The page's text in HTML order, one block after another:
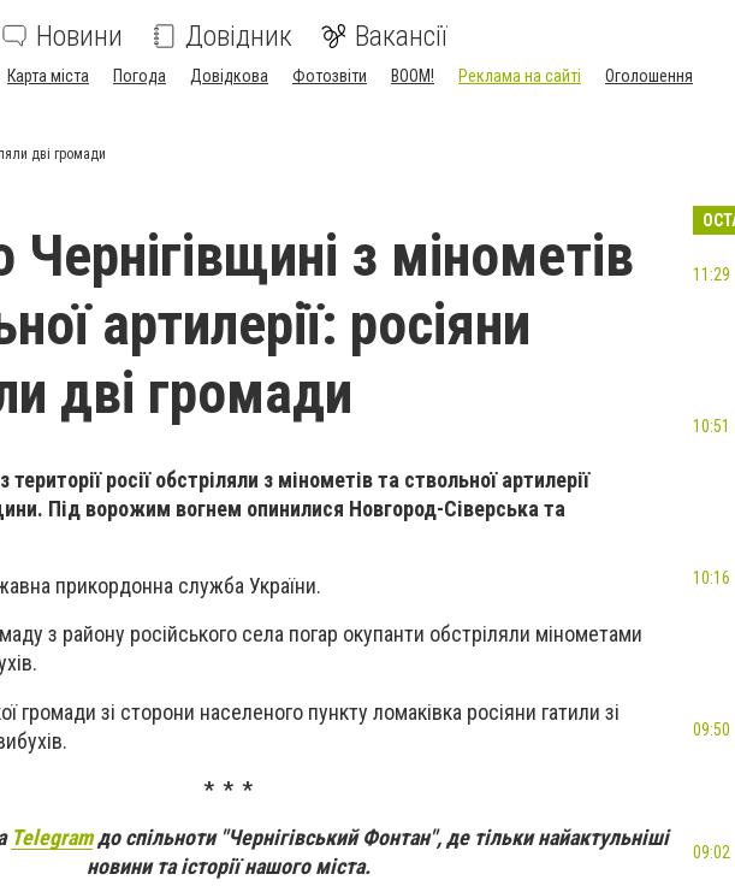
Новини Довідник Вакансії
Карта міста Погода Довідкова Фотозвіти BOOM! Реклама на сайті
Оголошення
дві громади
Чернігівщині з мінометів
артилерії: росіяни
дві громади
росії обстріляли з мінометів та ствольної артилерії
Під ворожим вогнем опинилися Новгород-Сіверська та
прикордонна служба України.
з району російського села погар окупанти обстріляли мінометами
громади зі сторони населеного пункту ломаківка росіяни гатили зі
* * *
Telegramдо спільноти "Чернігівський Фонтан", де тільки найактульніші
новини та історії нашого міста.
11:29
10:51
10:16
09:50
09:02